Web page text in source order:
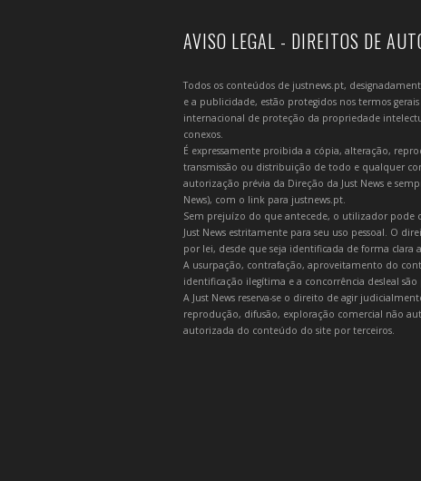
AVISO LEGAL - DIREITOS DE
Todos os conteúdos de justnews.pt,
e a publicidade, estão protegidos nos termos
internacional de proteção da propriedade
conexos.
É expressamente proibida a cópia, alteração,
transmissão ou distribuição de todo e qualquer
autorização prévia da Direção da Just News e
News), com o link para justnews.pt.
Sem prejuízo do que antecede, o utilizador pode
Just News estritamente para seu uso pessoal. O
por lei, desde que seja identificada de forma clara
A usurpação, contrafação, aproveitamento do
identificação ilegítima e a concorrência desleal
A Just News reserva-se o direito de agir
reprodução, difusão, exploração comercial não
autorizada do conteúdo do site por terceiros.